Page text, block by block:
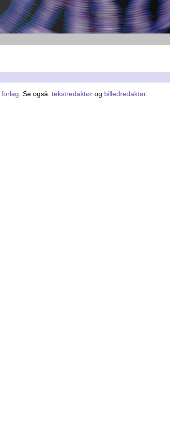
forlag . Se også: tekstredaktør og billedredaktør.